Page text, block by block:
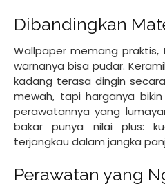
Dibandingkan
Wallpaper memang
warnanya bisa pudar.
kadang terasa dingin
mewah, tapi harganya
perawatannya yang
bakar punya nilai plus:
terjangkau dalam jangka
Perawatan yang